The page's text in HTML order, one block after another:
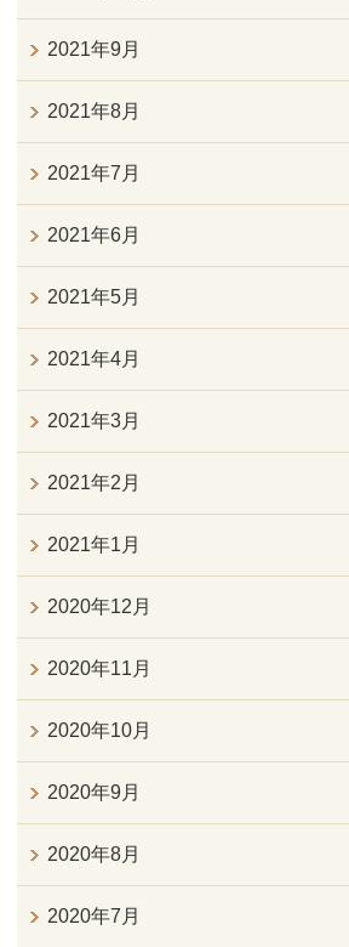
2021年9月
2021年8月
2021年7月
2021年6月
2021年5月
2021年4月
2021年3月
2021年2月
2021年1月
2020年12月
2020年11月
2020年10月
2020年9月
2020年8月
2020年7月